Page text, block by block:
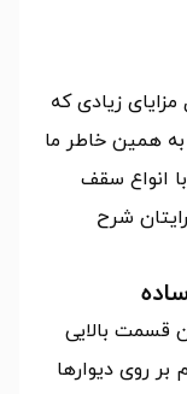
زیادی که
به همین خاطر ما
انواع سقف
شرح
قسمت بالایی
روی دیوارها